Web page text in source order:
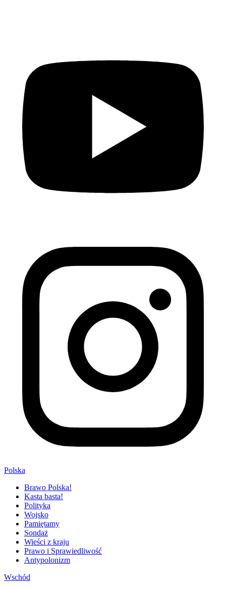
Polska
Brawo Polska!
Kasta basta!
Polityka
Wojsko
Pamiętamy
Sondaż
Wieści z kraju
Prawo i Sprawiedliwość
Antypolonizm
Wschód